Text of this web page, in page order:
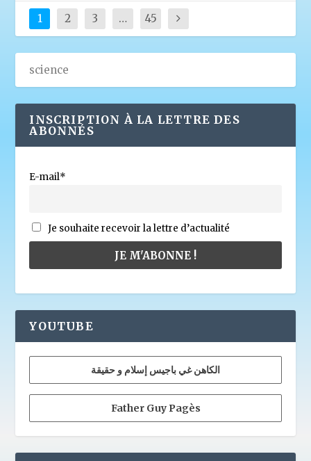
1 2 3 … 45
INSCRIPTION À LA LETTRE DES
ABONNÉS
E-mail*
Je souhaite recevoir la lettre d’actualité
YOUTUBE
الكاهن غي باجيس إسلام و حقيقة
Father Guy Pagès